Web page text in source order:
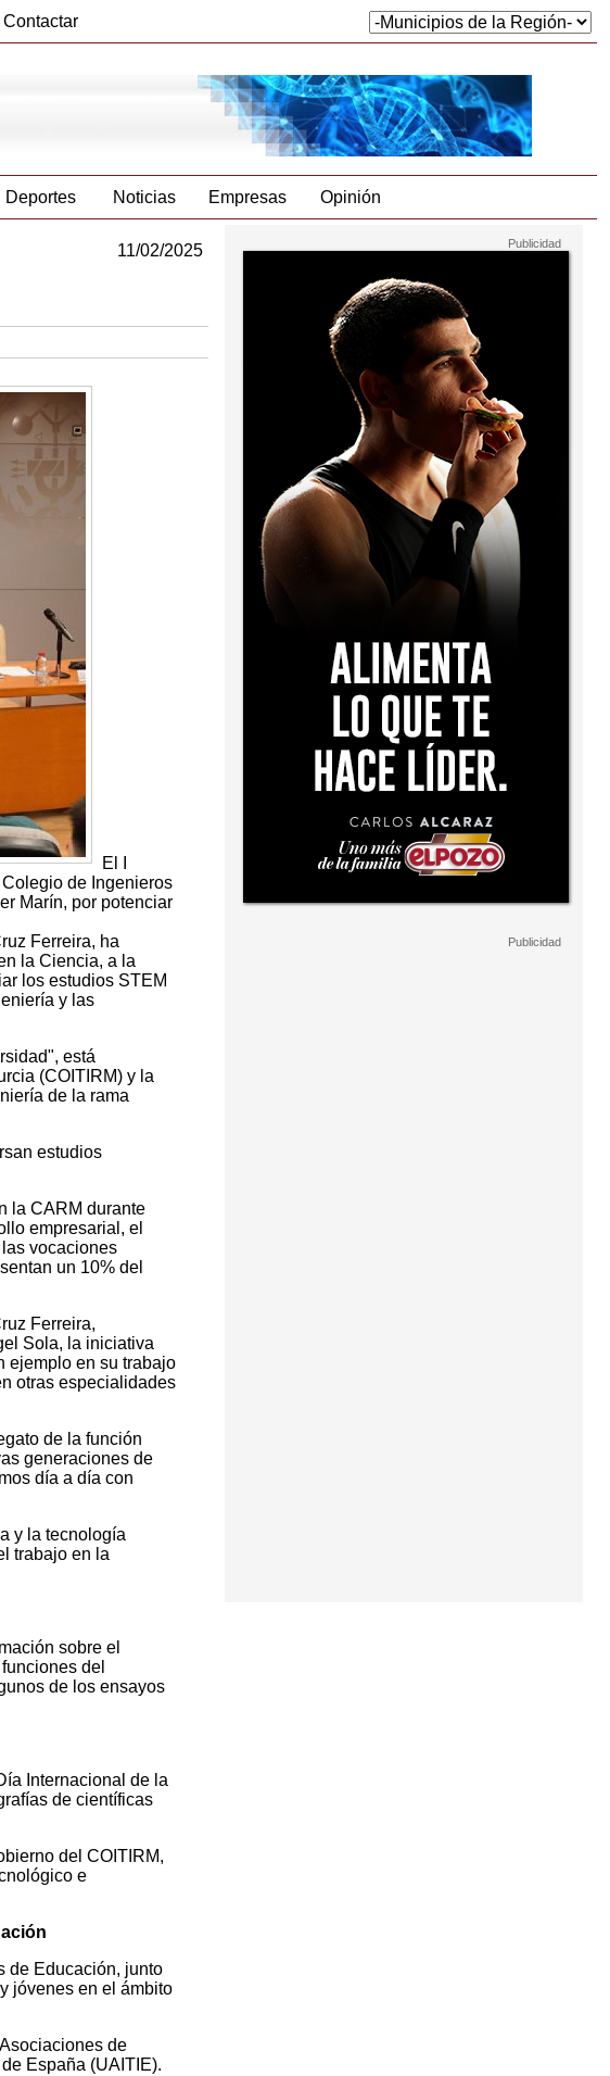
Contactar
Deportes Noticias Empresas Opinión
11/02/2025
El I
de Ingenieros
Marín, por potenciar
Ferreira, ha
la Ciencia, a la
los estudios STEM
y las
está
(COITIRM) y la
de la rama
estudios
la CARM durante
empresarial, el
vocaciones
un 10% del
Ferreira,
Sola, la iniciativa
ejemplo en su trabajo
otras especialidades
de la función
generaciones de
día a día con
y la tecnología
trabajo en la
sobre el
del
de los ensayos
Internacional de la
de científicas
del COITIRM,
e
de Educación, junto
jóvenes en el ámbito
de
España (UAITIE).